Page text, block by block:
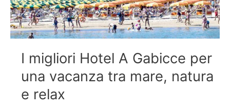
I migliori Hotel A Gabicce per
una vacanza tra mare, natura
e relax